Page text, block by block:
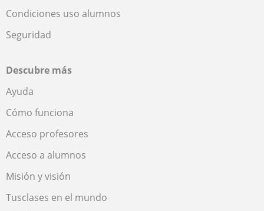
Condiciones uso alumnos
Seguridad
Descubre más
Ayuda
Cómo funciona
Acceso profesores
Acceso a alumnos
Misión y visión
Tusclases en el mundo